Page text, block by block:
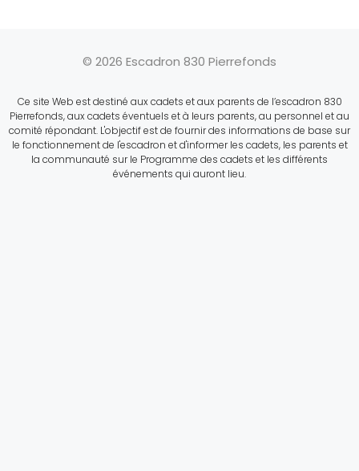
© 2026 Escadron 830 Pierrefonds
Ce site Web est destiné aux cadets et aux parents de l’escadron 830
Pierrefonds, aux cadets éventuels et à leurs parents, au personnel et au
comité répondant. L'objectif est de fournir des informations de base sur
le fonctionnement de l'escadron et d'informer les cadets, les parents et
la communauté sur le Programme des cadets et les différents
événements qui auront lieu.